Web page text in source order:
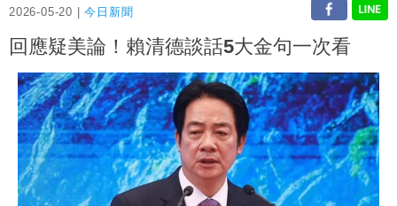
2026-05-20 |今日新聞
回應疑美論！賴清德談話5大金句一次看